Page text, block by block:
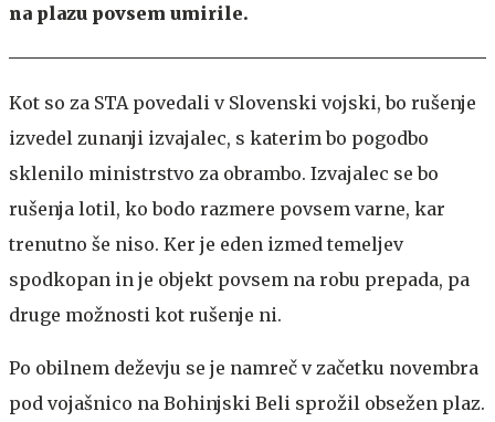
na plazu povsem umirile.
Kot so za STA povedali v Slovenski vojski, bo rušenje
izvedel zunanji izvajalec, s katerim bo pogodbo
sklenilo ministrstvo za obrambo. Izvajalec se bo
rušenja lotil, ko bodo razmere povsem varne, kar
trenutno še niso. Ker je eden izmed temeljev
spodkopan in je objekt povsem na robu prepada, pa
druge možnosti kot rušenje ni.
Po obilnem deževju se je namreč v začetku novembra
pod vojašnico na Bohinjski Beli sprožil obsežen plaz.